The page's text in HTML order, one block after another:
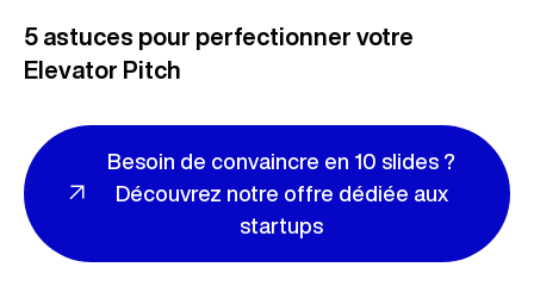
5 astuces pour perfectionner votre
Elevator Pitch
Besoin de convaincre en 10 slides ?
Découvrez notre offre dédiée aux
startups